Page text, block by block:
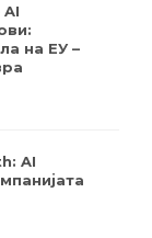
на ЕУ –
AI